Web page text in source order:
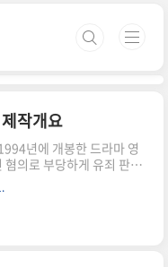
작개요
년에 개봉한 드라마 영
의로 부당하게 유죄 판결
소에서 종신형을 선고받
이야기를 다루고 있습니
기 위해 노력합니다. 영화
의 이야기. 줄거리 제작개